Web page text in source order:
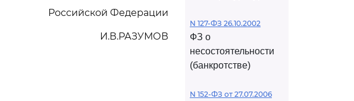
Российской Федерации
И.В.РАЗУМОВ
N 127-ФЗ 26.10.2002
ФЗ о
несостоятельности
(банкротстве)
N 152-ФЗ от 27.07.2006